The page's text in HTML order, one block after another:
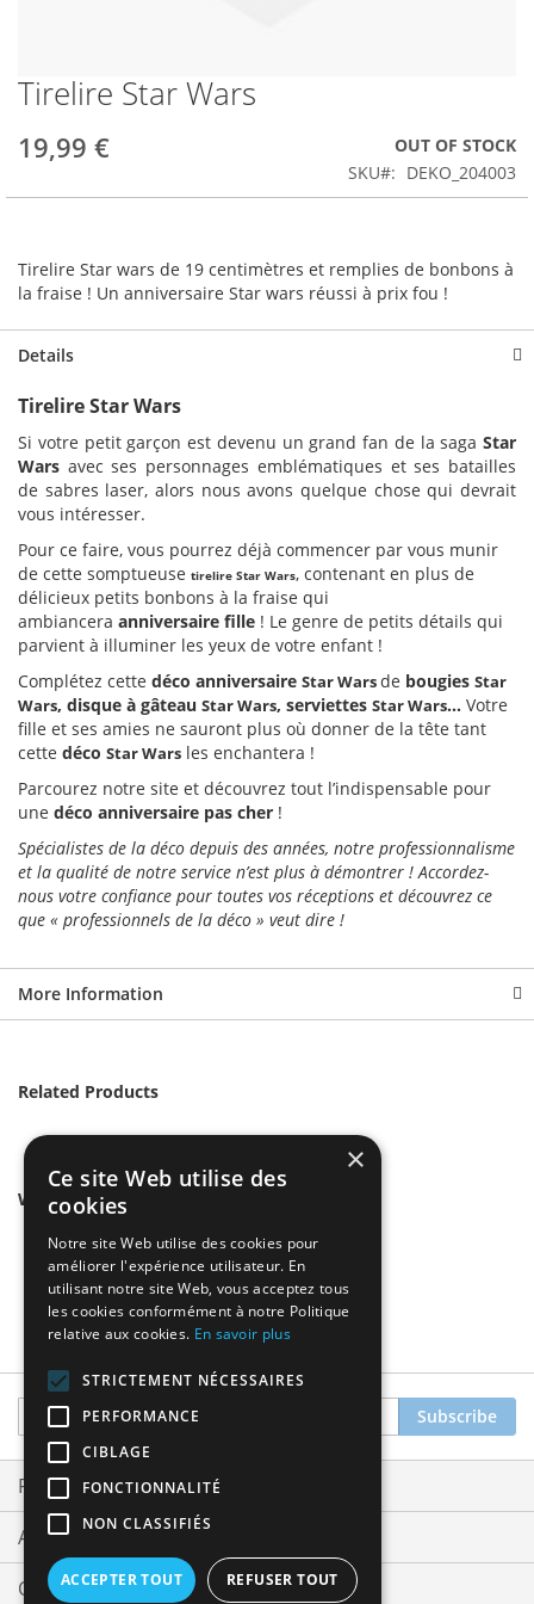
Skip
to
the
beginning
Tirelire Star Wars
19,99 €
OUT OF STOCK
SKU
DEKO_204003
Tirelire Star wars de 19 centimètres et remplies de bonbons à
la fraise ! Un anniversaire Star wars réussi à prix fou !
Details
Tirelire Star Wars
Si votre petit garçon est devenu un grand fan de la saga Star
Wars avec ses personnages emblématiques et ses batailles
de sabres laser, alors nous avons quelque chose qui devrait
vous intéresser.
Pour ce faire, vous pourrez déjà commencer par vous munir
de cette somptueuse tirelire Star Wars, contenant en plus de
délicieux petits bonbons à la fraise qui
ambiancera anniversaire fille ! Le genre de petits détails qui
parvient à illuminer les yeux de votre enfant !
Complétez cette déco anniversaire Star Warsde bougies Star
Wars, disque à gâteau Star Wars, serviettes Star Wars… Votre
fille et ses amies ne sauront plus où donner de la tête tant
cette déco Star Wars les enchantera !
Parcourez notre site et découvrez tout l’indispensable pour
une déco anniversaire pas cher !
Spécialistes de la déco depuis des années, notre professionnalisme
et la qualité de notre service n’est plus à démontrer ! Accordez-
nous votre confiance pour toutes vos réceptions et découvrez ce
que « professionnels de la déco » veut dire !
More Information
Related Products
We found other products you might like!
Sign
Up
for
Our
Newsletter:
Subscribe
Privacy and Cookie Policy
Advanced Search
Orders and Returns
×
Ce site Web utilise des
cookies
Notre site Web utilise des cookies pour
améliorer l'expérience utilisateur. En
utilisant notre site Web, vous acceptez tous
les cookies conformément à notre Politique
relative aux cookies. En savoir plus
STRICTEMENT NÉCESSAIRES
PERFORMANCE
CIBLAGE
FONCTIONNALITÉ
NON CLASSIFIÉS
ACCEPTER TOUT REFUSER TOUT